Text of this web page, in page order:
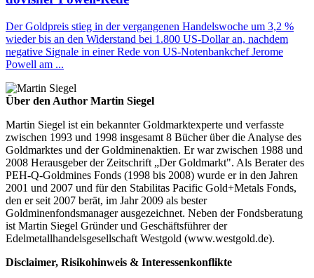
Der Goldpreis stieg in der vergangenen Handelswoche um 3,2 %
wieder bis an den Widerstand bei 1.800 US-Dollar an, nachdem
negative Signale in einer Rede von US-Notenbankchef Jerome
Powell am ...
Über den Author Martin Siegel
Martin Siegel ist ein bekannter Goldmarktexperte und verfasste
zwischen 1993 und 1998 insgesamt 8 Bücher über die Analyse des
Goldmarktes und der Goldminenaktien. Er war zwischen 1988 und
2008 Herausgeber der Zeitschrift „Der Goldmarkt". Als Berater des
PEH-Q-Goldmines Fonds (1998 bis 2008) wurde er in den Jahren
2001 und 2007 und für den Stabilitas Pacific Gold+Metals Fonds,
den er seit 2007 berät, im Jahr 2009 als bester
Goldminenfondsmanager ausgezeichnet. Neben der Fondsberatung
ist Martin Siegel Gründer und Geschäftsführer der
Edelmetallhandelsgesellschaft Westgold (www.westgold.de).
Disclaimer, Risikohinweis & Interessenkonflikte